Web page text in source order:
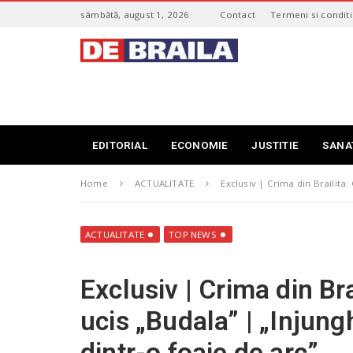
c
sâmbătă, august 1, 2026 Contact Termeni si conditii
t
B
l
r
a
a
EDITORIAL ECONOMIE JUSTITIE
Home ACTUALITATE Exclusiv | Crima din Brailita:
ACTUALITATE TOP NEWS
Exclusiv | Crima din
ucis „Budala” |